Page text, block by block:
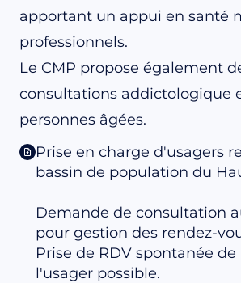
apportant un appui en santé
professionnels.
Le CMP propose également
consultations addictologique
personnes âgées.
Prise en charge d'usagers
bassin de population du
Demande de consultation
pour gestion des rendez-
Prise de RDV spontanée
l'usager possible.